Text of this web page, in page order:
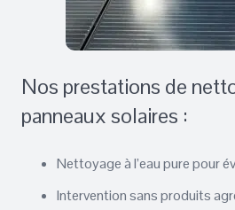
Nos prestations de
panneaux solaires :
Nettoyage à l’eau pure pour
Intervention sans produits